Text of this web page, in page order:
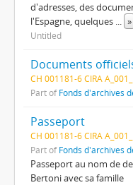
d'adresses, des
l'Espagne, quelques ... »
Untitled
Documents
CH 001181-6 CIRA
Part ofFonds d'archives
Passeport
CH 001181-6 CIRA
Part ofFonds d'archives
Passeport au nom de
Bertoni avec sa famille